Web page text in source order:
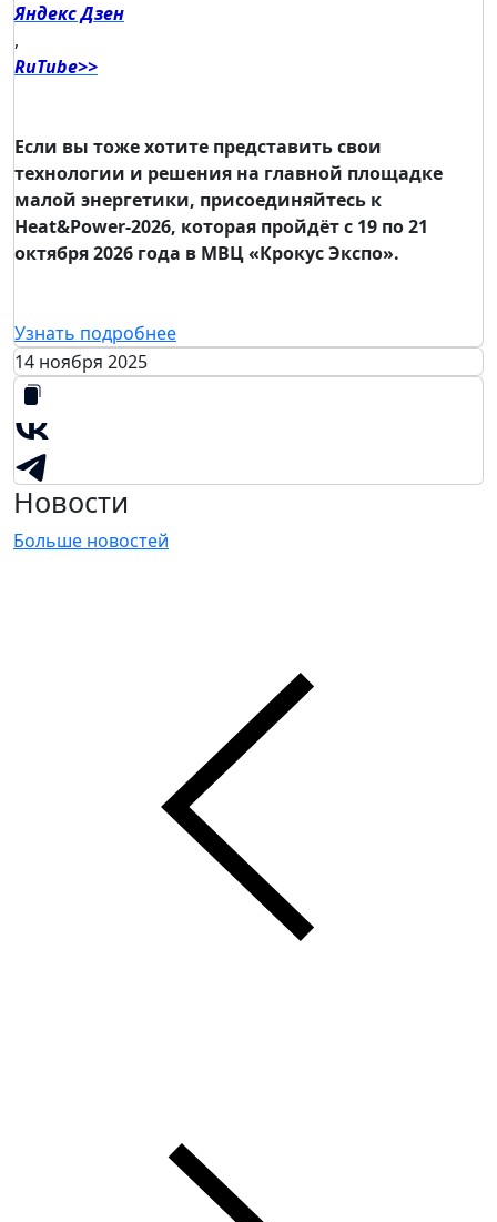
Яндекс Дзен
,
RuTube>>
Если вы тоже хотите представить свои
технологии и решения на главной площадке
малой энергетики, присоединяйтесь к
Heat&Power-2026, которая пройдёт с 19 по 21
октября 2026 года в МВЦ «Крокус Экспо».
Узнать подробнее
14 ноября 2025
Новости
Больше новостей